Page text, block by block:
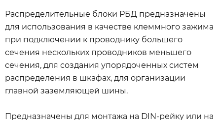
Распределительные блоки РБД предназначены
для использования в качестве клеммного зажима
при подключении к проводнику большего
сечения нескольких проводников меньшего
сечения, для создания упорядоченных систем
распределения в шкафах, для организации
главной заземляющей шины.
Предназначены для монтажа на DIN-рейку или на